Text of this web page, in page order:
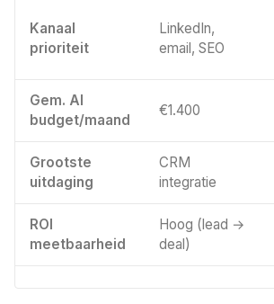
Kanaal
prioriteit
LinkedIn,
email, SEO
Gem. AI
budget/maand
€1.400
Grootste
uitdaging
CRM
integratie
ROI
meetbaarheid
Hoog (lead →
deal)